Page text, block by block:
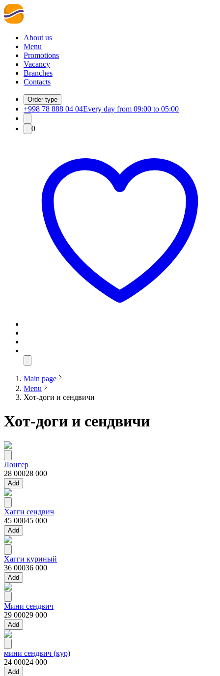
About us
Menu
Promotions
Vacancy
Branches
Contacts
Order type
+998 78 888 04 04Every day from 09:00 to 05:00
0
Main page
Menu
Хот-доги и сендвичи
Хот-доги и сендвичи
Лонгер
28 00028 000
Add
Хагги сендвич
45 00045 000
Add
Хагги куриный
36 00036 000
Add
Мини сендвич
29 00029 000
Add
мини сендвич (кур)
24 00024 000
Add